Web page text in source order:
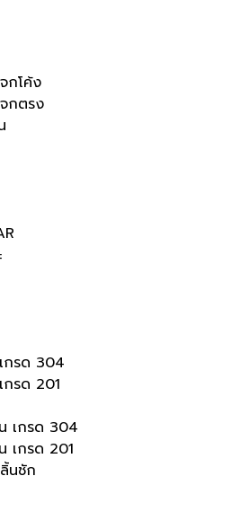
กโค้ง
กตรง
กรด 304
กรด 201
เกรด 304
เกรด 201
นชัก